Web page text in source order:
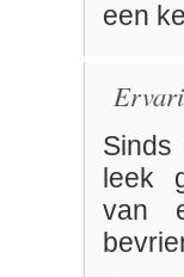
een
Sinds
leek
van